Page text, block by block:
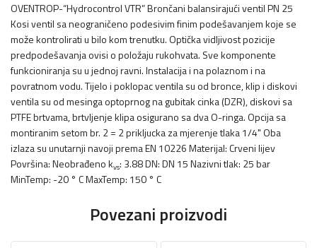
OVENTROP-“Hydrocontrol VTR” Brončani balansirajući ventil PN 25
Kosi ventil sa neograničeno podesivim finim podešavanjem koje se
može kontrolirati u bilo kom trenutku. Optička vidljivost pozicije
predpodešavanja ovisi o položaju rukohvata. Sve komponente
funkcioniranja su u jednoj ravni. Instalacija i na polaznom i na
povratnom vodu. Tijelo i poklopac ventila su od bronce, klip i diskovi
ventila su od mesinga optoprnog na gubitak cinka (DZR), diskovi sa
PTFE brtvama, brtvljenje klipa osigurano sa dva O-ringa. Opcija sa
montiranim setom br. 2 = 2 prikljucka za mjerenje tlaka 1/4" Oba
izlaza su unutarnji navoji prema EN 10226 Materijal: Crveni lijev
Površina: Neobrađeno kvs: 3.88 DN: DN 15 Nazivni tlak: 25 bar
MinTemp: -20 ° C MaxTemp: 150 ° C
Povezani proizvodi